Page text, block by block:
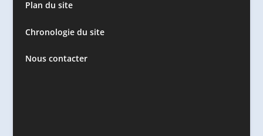
Plan du site
Chronologie du site
Nous contacter